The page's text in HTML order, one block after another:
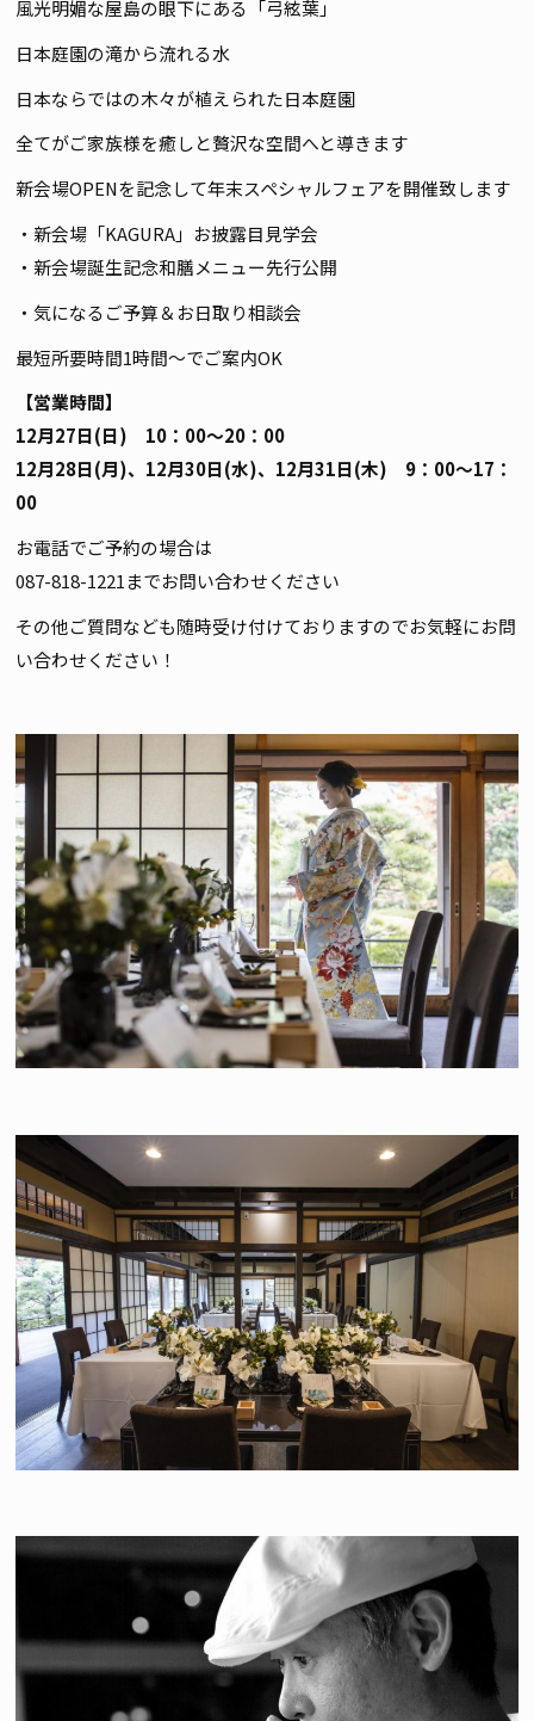
風光明媚な屋島の眼下にある「弓絃葉」
日本庭園の滝から流れる水
日本ならではの木々が植えられた日本庭園
全てがご家族様を癒しと贅沢な空間へと導きます
新会場OPENを記念して年末スペシャルフェアを開催致します
・新会場「KAGURA」お披露目見学会
・新会場誕生記念和膳メニュー先行公開
・気になるご予算＆お日取り相談会
最短所要時間1時間～でご案内OK
【営業時間】
12月27日(日) 10：00～20：00
12月28日(月)、12月30日(水)、12月31日(木) 9：00～17：
00
お電話でご予約の場合は
087-818-1221までお問い合わせください
その他ご質問なども随時受け付けておりますのでお気軽にお問
い合わせください！